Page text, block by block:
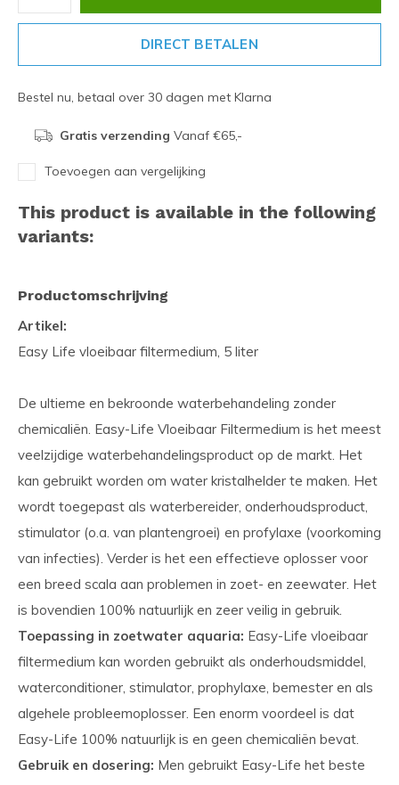
DIRECT BETALEN
Bestel nu, betaal over 30 dagen met Klarna
Gratis verzending Vanaf €65,-
Toevoegen aan vergelijking
This product is available in the following
variants:
Productomschrijving
Artikel:
Easy Life vloeibaar filtermedium, 5 liter
De ultieme en bekroonde waterbehandeling zonder
chemicaliën. Easy-Life Vloeibaar Filtermedium is het meest
veelzijdige waterbehandelingsproduct op de markt. Het
kan gebruikt worden om water kristalhelder te maken. Het
wordt toegepast als waterbereider, onderhouds­product,
stimulator (o.a. van plantengroei) en profylaxe (voorkoming
van infecties). Verder is het een effectieve oplosser voor
een breed scala aan problemen in zoet- en zeewater. Het
is bovendien 100% natuurlijk en zeer veilig in gebruik.
Toepassing in zoetwater aquaria: Easy-Life vloeibaar
filtermedium kan worden gebruikt als onderhoudsmiddel,
waterconditioner, stimulator, prophylaxe, bemester en als
algehele probleemoplosser. Een enorm voordeel is dat
Easy-Life 100% natuurlijk is en geen chemicaliën bevat.
Gebruik en dosering: Men gebruikt Easy-Life het beste